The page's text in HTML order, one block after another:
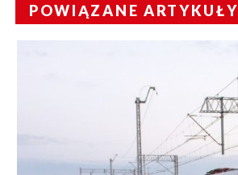
POWIĄZANE ARTYKUŁY